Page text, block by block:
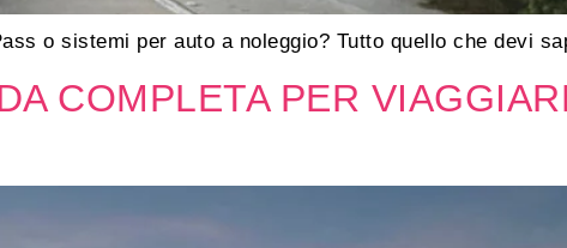
o sistemi per auto a noleggio? Tutto quello che devi
COMPLETA PER